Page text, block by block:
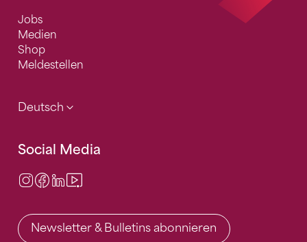
Jobs
Medien
Shop
Meldestellen
Deutsch
Social Media
Instagram
Facebook
LinkedIn
Newsletter & Bulletins abonnieren